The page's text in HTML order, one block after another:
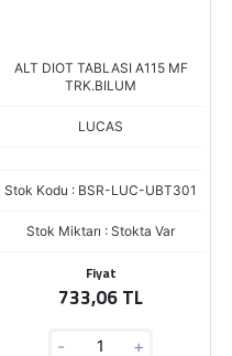
ALT DIOT TABLASI A115 MF
TRK.BILUM
LUCAS
Stok Kodu : BSR-LUC-UBT301
Stok Miktarı : Stokta Var
Fiyat
733,06 TL
- +